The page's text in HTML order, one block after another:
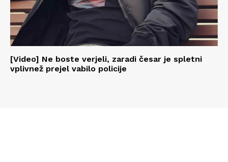
[Video] Ne boste verjeli, zaradi česar je spletni
vplivnež prejel vabilo policije